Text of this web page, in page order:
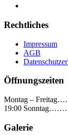
Rechtliches
Impressum
AGB
Öffnungszeiten
Montag –
19:00
Galerie